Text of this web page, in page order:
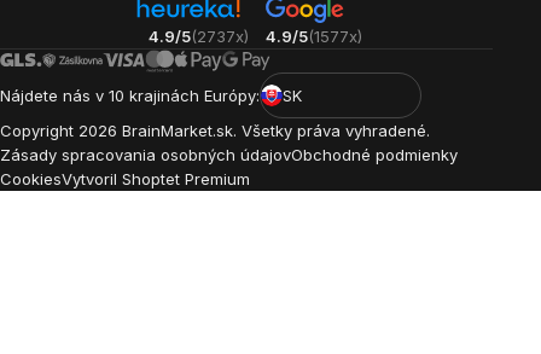
4.9/5(2737x) 4.9/5(1577x)
Nájdete nás v 10 krajinách Európy:
SK
Copyright 2026 BrainMarket.sk. Všetky práva vyhradené.
Zásady spracovania osobných údajovObchodné podmienky
CookiesVytvoril Shoptet Premium